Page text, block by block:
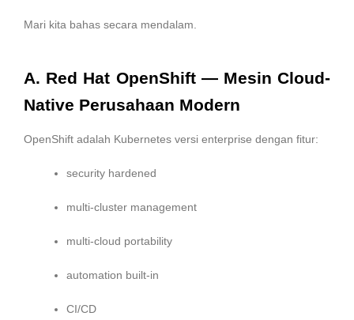
Mari kita bahas secara mendalam.
A. Red Hat OpenShift — Mesin Cloud-
Native Perusahaan Modern
OpenShift adalah Kubernetes versi enterprise dengan fitur:
security hardened
multi-cluster management
multi-cloud portability
automation built-in
CI/CD